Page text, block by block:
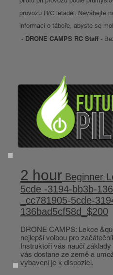
provozu R/C letadel. Neváhejte
informací o táboře, abyste se
- DRONE CAMPS RC Staff -
2 hour
5cde -3194-bb3b-
_cc781905-5cde-
136bad5cf58d_$200
DRONE CAMPS: Lekce
nejlepší volbou pro
Instruktoři vás naučí
vás dostane ze země a
vybavení je k dispozici.